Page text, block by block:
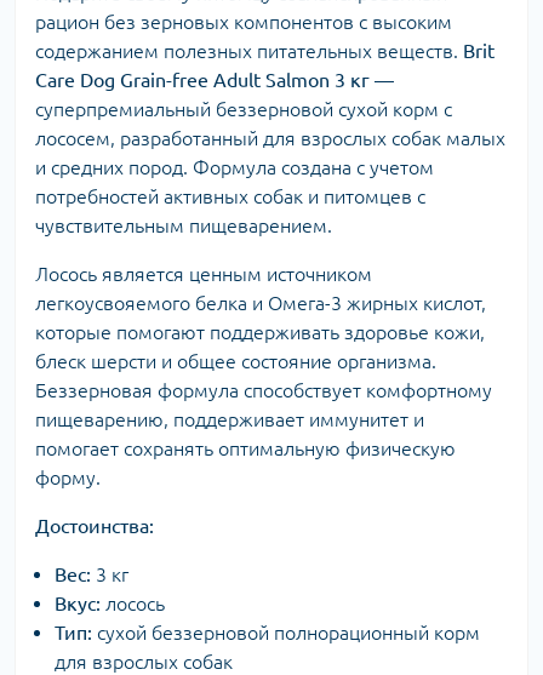
рацион без зерновых компонентов с высоким
содержанием полезных питательных веществ. Brit
Care Dog Grain-free Adult Salmon 3 кг —
суперпремиальный беззерновой сухой корм с
лососем, разработанный для взрослых собак малых
и средних пород. Формула создана с учетом
потребностей активных собак и питомцев с
чувствительным пищеварением.
Лосось является ценным источником
легкоусвояемого белка и Омега-3 жирных кислот,
которые помогают поддерживать здоровье кожи,
блеск шерсти и общее состояние организма.
Беззерновая формула способствует комфортному
пищеварению, поддерживает иммунитет и
помогает сохранять оптимальную физическую
форму.
Достоинства:
Вес: 3 кг
Вкус: лосось
Тип: сухой беззерновой полнорационный корм
для взрослых собак